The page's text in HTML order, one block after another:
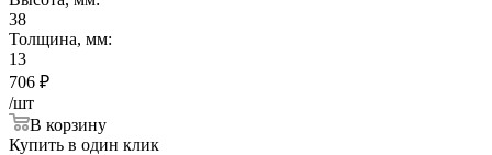
38
Толщина, мм:
13
706 ₽
/шт
В корзину
Купить в один клик